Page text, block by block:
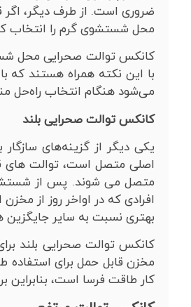
ضروری است. از طرف دیگر،
محل شستشوی گرم را انتخاب
کانکس توالت صحرایی محل
می‌شود هنگام انتخاب راه‌حل
کانکس توالت صحرایی بلند
یکی دیگر از گزینه‌های سازگار
اصلی متصل است، توالت های
متصل می شوند. پس از
افرادی که در اواخر روز از
بهتری نسبت به سایر جایگزین
کانکس توالت صحرایی بلند
مخزن قابل حمل برای
کار طاقت فرسا است،